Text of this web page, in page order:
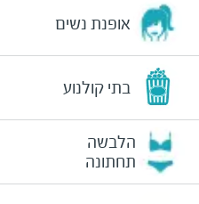
אופנת נשים
בתי קולנוע
הלבשה
תחתונה